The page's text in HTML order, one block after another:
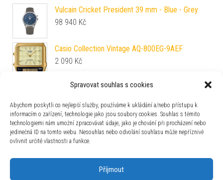
Spravovat souhlas s cookies
Abychom poskytli co nejlepší služby, používáme k ukládání a/nebo přístupu k
informacím o zařízení, technologie jako jsou soubory cookies. Souhlas s těmito
technologiemi nám umožní zpracovávat údaje, jako je chování při procházení nebo
jedinečná ID na tomto webu. Nesouhlas nebo odvolání souhlasu může nepříznivě
ovlivnit určité vlastnosti a funkce.
Příjmout
Vulcain Cricket President 39 mm - Blue - Grey
98 940 Kč
Casio Collection Vintage AQ-800EG-9AEF
2 090 Kč
Ball Engineer III Legend Arabic (40mm) COSC
Rainbow Limited Edition NM9016C-S7C-BER
75 400Kč
Festina Boyfriend 20503/7
3 590Kč